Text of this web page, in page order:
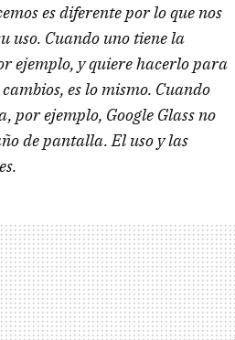
es diferente por lo que nos
uso. Cuando uno tiene la
ejemplo, y quiere hacerlo para
es lo mismo. Cuando
por ejemplo, Google Glass no
de pantalla. El uso y las